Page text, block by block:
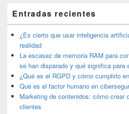
área
de
widget
barra
lateral
primaria
Entradas recientes
¿Es cierto que usar inteligencia
realidad
La escasez de memoria RAM para
se han disparado y qué significa para
¿Qué es el RGPD y cómo cumplirlo
Qué es el factor humano en
Marketing de contenidos: cómo crear
clientes